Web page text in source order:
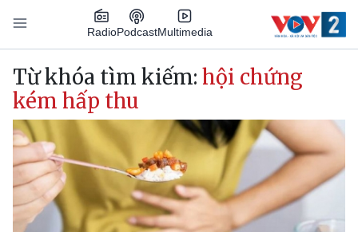
Nhảy đến nội dung
RadioPodcastMultimedia
Main navigation
Từ khóa tìm kiếm: hội chứng
kém hấp thu